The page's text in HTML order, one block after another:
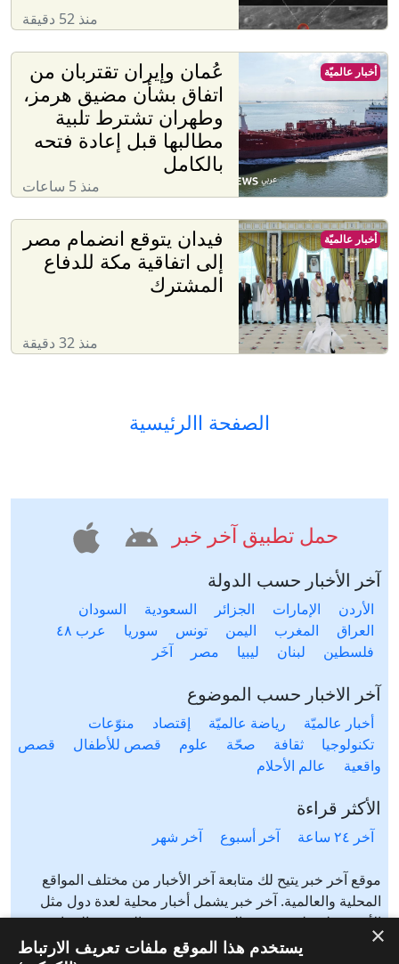
منذ 52 دقيقة
عُمان وإيران تقتربان من
اتفاق بشأن مضيق هرمز،
وطهران تشترط تلبية
مطالبها قبل إعادة فتحه
بالكامل
منذ 5 ساعات
أخبار عالميّة
فيدان يتوقع انضمام مصر
إلى اتفاقية مكة للدفاع
المشترك
منذ 32 دقيقة
أخبار عالميّة
الصفحة االرئيسية
حمل تطبيق آخر خبر
آخر الأخبار حسب الدولة
الأردن الإمارات الجزائر السعودية
السودان
العراق
المغرب اليمن تونس سوريا
عرب ٤٨
فلسطين
لبنان ليبيا مصر آخَر
آخر الاخبار حسب الموضوع
أخبار عالميّة رياضة عالميّة إقتصاد
منوّعات
تكنولوجيا
ثقافة صحّة علوم قصص للأطفال
قصص
واقعية
عالم الأحلام
الأكثر قراءة
آخر ٢٤ ساعة آخر أسبوع آخر شهر
موقع آخر خبر يتيح لك متابعة آخر الأخبار من مختلف المواقع
المحلية والعالمية. آخر خبر يشمل أخبار محلية لعدة دول مثل
الأردن، فلسطين، مصر، السعودية، تونس، المغرب، الجزائر،
عرب ٤٨، لبنان، العراق، اليمن وغيرها آخر خبر يتيح متابعة أخبار
×
يستخدم هذا الموقع ملفات تعريف الارتباط